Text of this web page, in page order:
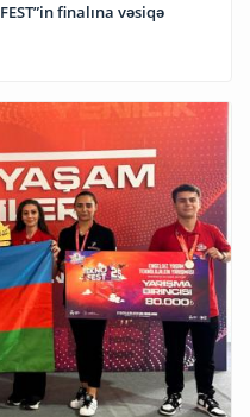
finalına vəsiqə